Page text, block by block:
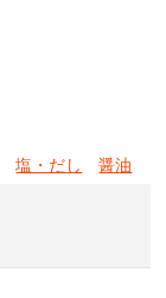
塩・だし 醤油